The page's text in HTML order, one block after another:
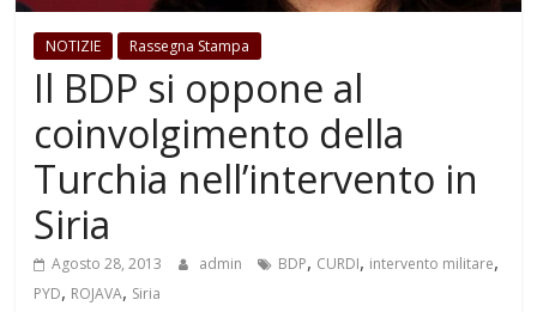
NOTIZIE Rassegna Stampa
Il BDP si oppone al
coinvolgimento della
Turchia nell’intervento in
Siria
Agosto 28, 2013 admin BDP, CURDI, intervento militare,
PYD, ROJAVA, Siria